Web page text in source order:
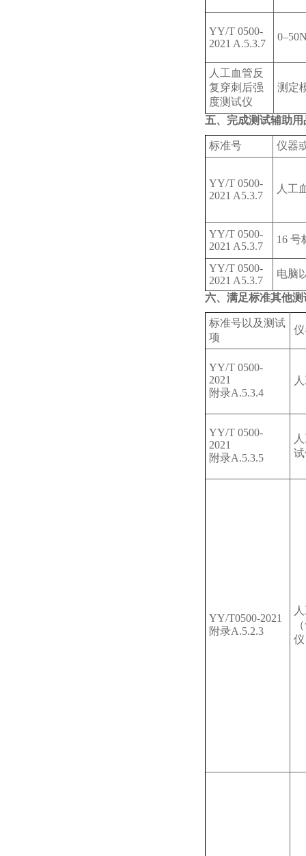
YY/T 0500-
2021 A.5.3.7
人工血管反
复穿刺后强
度测试仪
测定
五、完成测试辅助
标准号 仪器
YY/T 0500-
2021 A5.3.7
人工
YY/T 0500-
2021 A5.3.7
16 号
YY/T 0500-
2021 A5.3.7
电脑
六、满足标准其他
标准号以及测试
项
YY/T 0500-
2021
附录A.5.3.4
YY/T 0500-
2021
附录A.5.3.5
YY/T0500-2021
附录A.5.2.3